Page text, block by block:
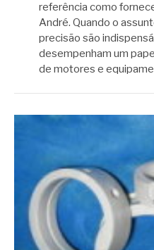
referência como
André. Quando o
precisão são
desempenham um
de motores e